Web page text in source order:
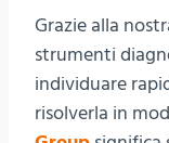
Grazie alla
strumenti
individuare
risolverla in